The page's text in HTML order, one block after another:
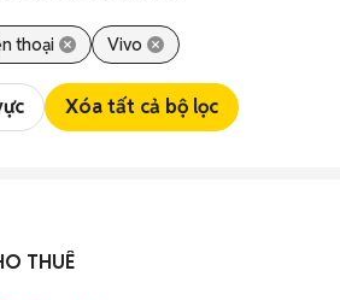
thoại Vivo
Xóa tất cả bộ lọc
THUÊ